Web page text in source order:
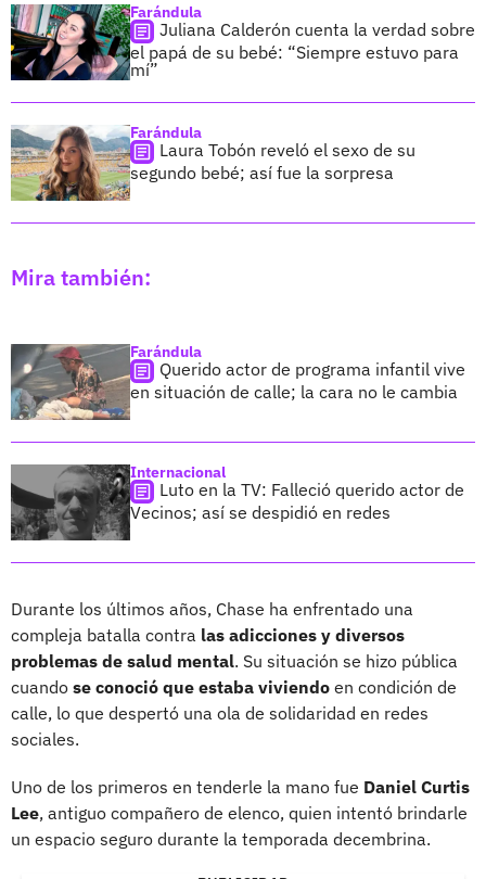
Farándula
Juliana Calderón cuenta la verdad sobre
el papá de su bebé: “Siempre estuvo para
mí”
Farándula
Laura Tobón reveló el sexo de su
segundo bebé; así fue la sorpresa
Mira también:
Farándula
Querido actor de programa infantil vive
en situación de calle; la cara no le cambia
Internacional
Luto en la TV: Falleció querido actor de
Vecinos; así se despidió en redes
Durante los últimos años, Chase ha enfrentado una
compleja batalla contra las adicciones y diversos
problemas de salud mental. Su situación se hizo pública
cuando se conoció que estaba viviendo en condición de
calle, lo que despertó una ola de solidaridad en redes
sociales.
Uno de los primeros en tenderle la mano fue Daniel Curtis
Lee, antiguo compañero de elenco, quien intentó brindarle
un espacio seguro durante la temporada decembrina.